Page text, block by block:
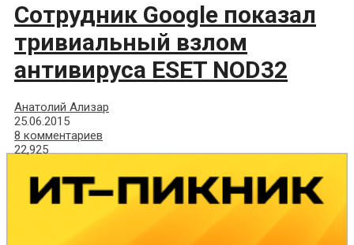
Сотрудник Google показал
тривиальный взлом
антивируса ESET NOD32
Анатолий Ализар
25.06.2015
8 комментариев
22,925